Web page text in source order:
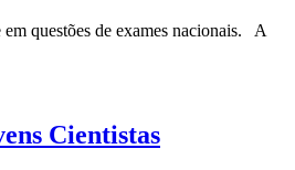
questões de exames nacionais. A
Cientistas